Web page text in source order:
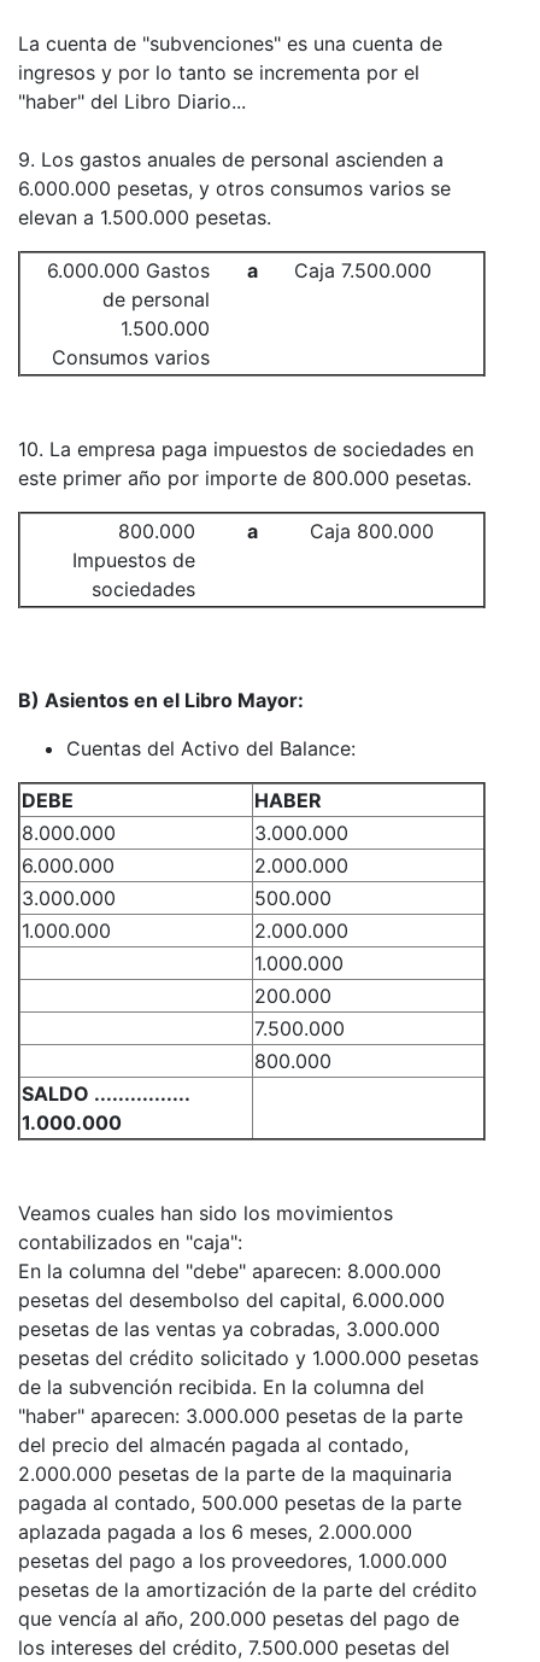
La cuenta de "subvenciones" es una cuenta de
ingresos y por lo tanto se incrementa por el
"haber" del Libro Diario...
9. Los gastos anuales de personal ascienden a
6.000.000 pesetas, y otros consumos varios se
elevan a 1.500.000 pesetas.
6.000.000 Gastos
de personal
1.500.000
Consumos varios
a Caja 7.500.000
10. La empresa paga impuestos de sociedades en
este primer año por importe de 800.000 pesetas.
800.000
Impuestos de
sociedades
a Caja 800.000
B) Asientos en el Libro Mayor:
Cuentas del Activo del Balance:
DEBE
HABER
8.000.000
3.000.000
6.000.000
2.000.000
3.000.000
500.000
1.000.000
2.000.000
1.000.000
200.000
7.500.000
800.000
SALDO ................
1.000.000
Veamos cuales han sido los movimientos
contabilizados en "caja":
En la columna del "debe" aparecen: 8.000.000
pesetas del desembolso del capital, 6.000.000
pesetas de las ventas ya cobradas, 3.000.000
pesetas del crédito solicitado y 1.000.000 pesetas
de la subvención recibida. En la columna del
"haber" aparecen: 3.000.000 pesetas de la parte
del precio del almacén pagada al contado,
2.000.000 pesetas de la parte de la maquinaria
pagada al contado, 500.000 pesetas de la parte
aplazada pagada a los 6 meses, 2.000.000
pesetas del pago a los proveedores, 1.000.000
pesetas de la amortización de la parte del crédito
que vencía al año, 200.000 pesetas del pago de
los intereses del crédito, 7.500.000 pesetas del